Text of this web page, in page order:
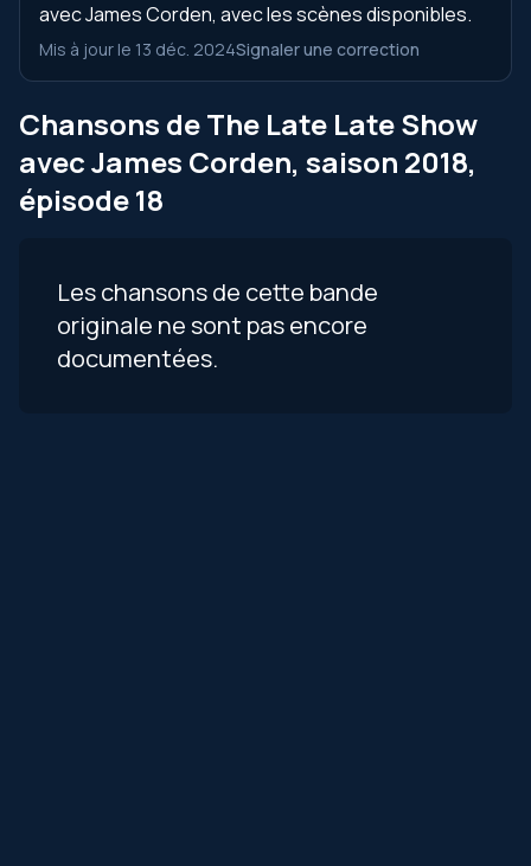
avec James Corden, avec les scènes disponibles.
Mis à jour le 13 déc. 2024Signaler une correction
Chansons de The Late Late Show
avec James Corden, saison 2018,
épisode 18
Les chansons de cette bande
originale ne sont pas encore
documentées.